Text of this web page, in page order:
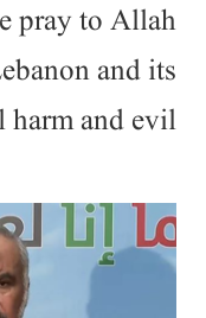
pray to Allah
and its
and evil.